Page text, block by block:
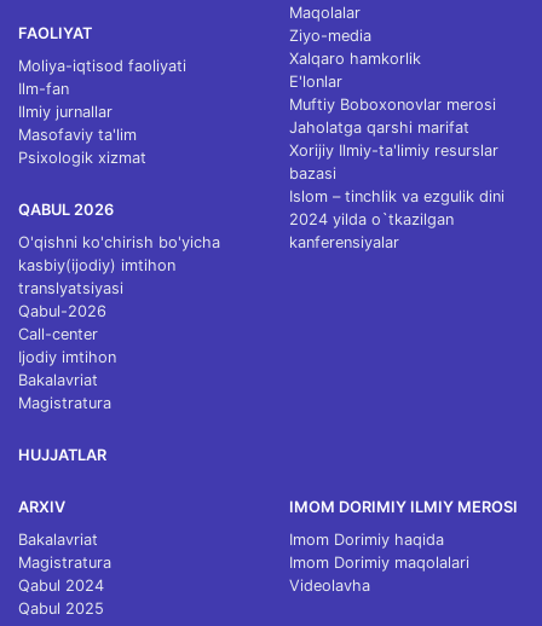
FAOLIYAT
Moliya-iqtisod faoliyati
Ilm-fan
Ilmiy jurnallar
Masofaviy ta'lim
Psixologik xizmat
QABUL 2026
O'qishni ko'chirish bo'yicha
kasbiy(ijodiy) imtihon
translyatsiyasi
Qabul-2026
Call-center
Ijodiy imtihon
Bakalavriat
Magistratura
HUJJATLAR
Maqolalar
Ziyo-media
Xalqaro hamkorlik
E'lonlar
Muftiy Boboxonovlar merosi
Jaholatga qarshi marifat
Xorijiy Ilmiy-ta'limiy resurslar
bazasi
Islom – tinchlik va ezgulik dini
2024 yilda o`tkazilgan
kanferensiyalar
ARXIV
Bakalavriat
Magistratura
Qabul 2024
Qabul 2025
IMOM DORIMIY ILMIY MEROSI
Imom Dorimiy haqida
Imom Dorimiy maqolalari
Videolavha